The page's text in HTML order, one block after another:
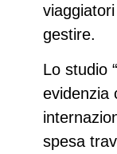
gestire.​
Lo studio “
evidenzia
spesa